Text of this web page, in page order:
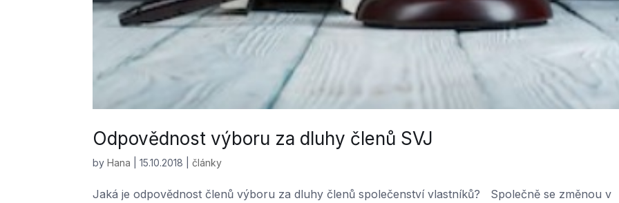
Odpovědnost výboru za dluhy členů SVJ
byHana |15.10.2018 |články
Jaká je odpovědnost členů výboru za dluhy členů společenství vlastníků? Společně se změnou v